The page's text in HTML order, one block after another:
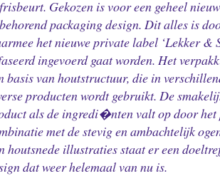
Gekozen is voor een geheel
packaging design. Dit alles is
het nieuwe private label ‘Lekker &
ingevoerd gaat worden. Het
basis van houtstructuur, die in
producten wordt gebruikt. De
als de ingredi�nten valt op door het
met de stevig en ambachtelijk
houtsnede illustraties staat er een
dat weer helemaal van nu is.